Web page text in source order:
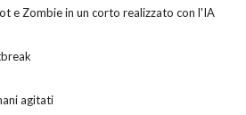
e Zombie in un corto realizzato con l'IA
agitati